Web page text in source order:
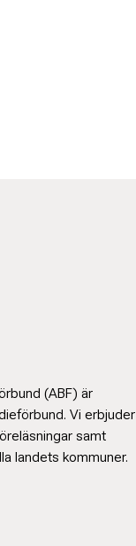
(ABF) är
Vi erbjuder
samt
landets kommuner.